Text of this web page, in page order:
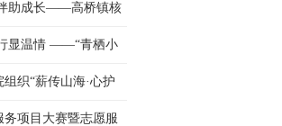
助成长——高桥镇核
显温情 ——“青栖小
织“薪传山海·心护
项目大赛暨志愿服